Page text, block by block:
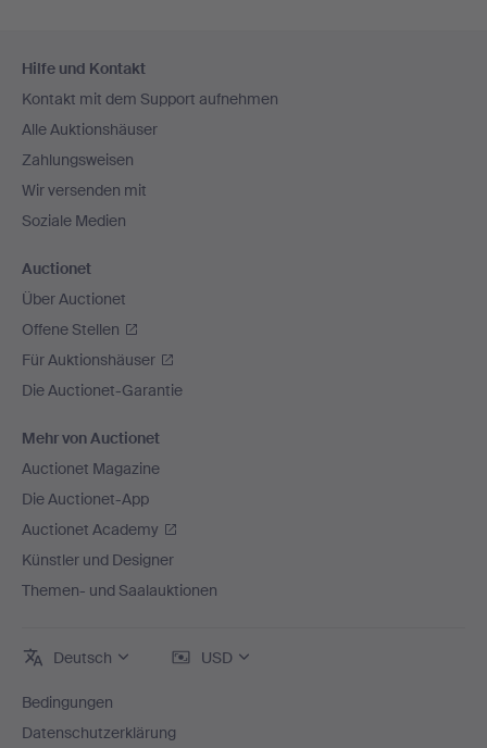
Navigation
Hilfe und Kontakt
Kontakt mit dem Support aufnehmen
Alle Auktionshäuser
Zahlungsweisen
Wir versenden mit
Soziale Medien
Auctionet
Über Auctionet
Offene Stellen
Für Auktionshäuser
Die Auctionet-Garantie
Mehr von Auctionet
Auctionet Magazine
Die Auctionet-App
Auctionet Academy
Künstler und Designer
Themen- und Saalauktionen
Deutsch USD
Bedingungen
Datenschutzerklärung